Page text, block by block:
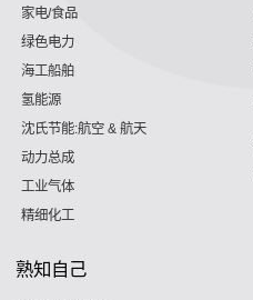
家电/食品
绿色电力
海工船舶
氢能源
沈氏节能:航空 & 航天
动力总成
工业气体
精细化工
熟知自己